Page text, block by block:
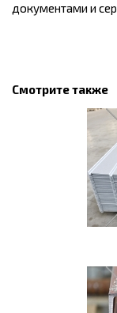
документами и
Смотрите также